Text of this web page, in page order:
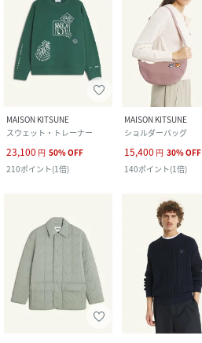
MAISON KITSUNE
スウェット・トレーナー
23,100 円 50%OFF
210ポイント(1倍)
MAISON KITSUNE
ショルダーバッグ
15,400 円 30%OFF
140ポイント(1倍)